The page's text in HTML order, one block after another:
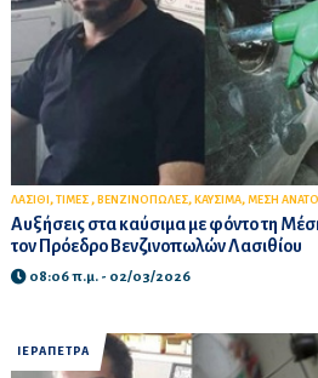
ΛΑΣΙΘΙ , ΤΙΜΕΣ , ΒΕΝΖΙΝΟΠΩΛΕΣ, ΚΑΥΣΙΜΑ, ΜΕΣΗ
Αυξήσεις στα καύσιμα με φόντο τη
τον Πρόεδρο Βενζινοπωλών Λασιθίου
08:06 π.μ. - 02/03/2026
ΙΕΡΑΠΕΤΡΑ